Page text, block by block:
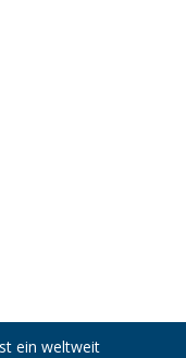
ein weltweit